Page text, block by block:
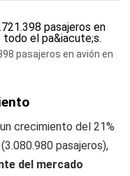
pasajeros en avión en
crecimiento del 21%
pasajeros),
del mercado